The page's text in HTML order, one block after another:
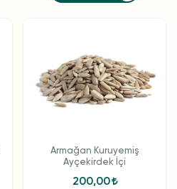
Armağan Kuruyemiş
Ayçekirdek İçi
200,00